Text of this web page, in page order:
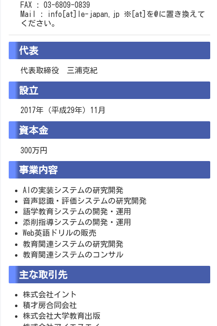
FAX : 03-6809-0839
Mail : info[at]le-japan.jp ※[at]を@に置き換えて
ください。
代表
代表取締役 三浦克紀
設立
2017年（平成29年）11月
資本金
300万円
事業内容
AIの実装システムの研究開発
音声認識・評価システムの研究開発
語学教育システムの開発・運用
添削指導システムの開発・運用
Web英語ドリルの販売
教育関連システムの研究開発
教育関連システムのコンサル
主な取引先
株式会社イント
積才房合同会社
株式会社大学教育出版